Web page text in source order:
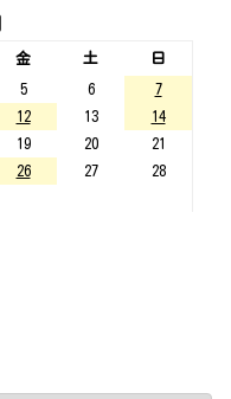
金 土
日
5 6
7
12 13
14
19 20
21
26 27
28